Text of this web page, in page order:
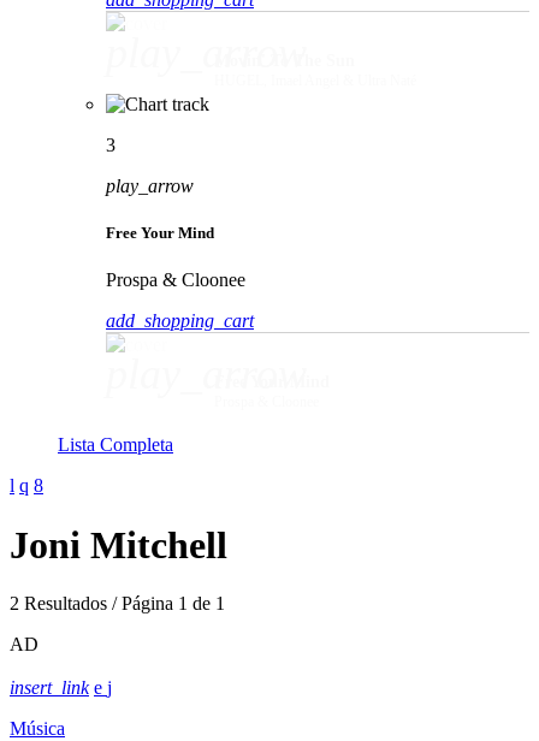
3
play_arrow
Free Your Mind
Prospa & Cloonee
add_shopping_cart
Lista Completa
Joni Mitchell
2 Resultados / Página 1 de 1
AD
insert_link
Música